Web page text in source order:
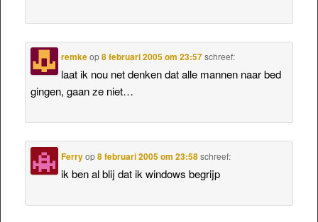
remkeop8 februari 2005 om 23:57 schreef:
laat ik nou net denken dat alle mannen naar bed
gingen, gaan ze niet…
Ferryop8 februari 2005 om 23:58 schreef:
ik ben al blij dat ik windows begrijp